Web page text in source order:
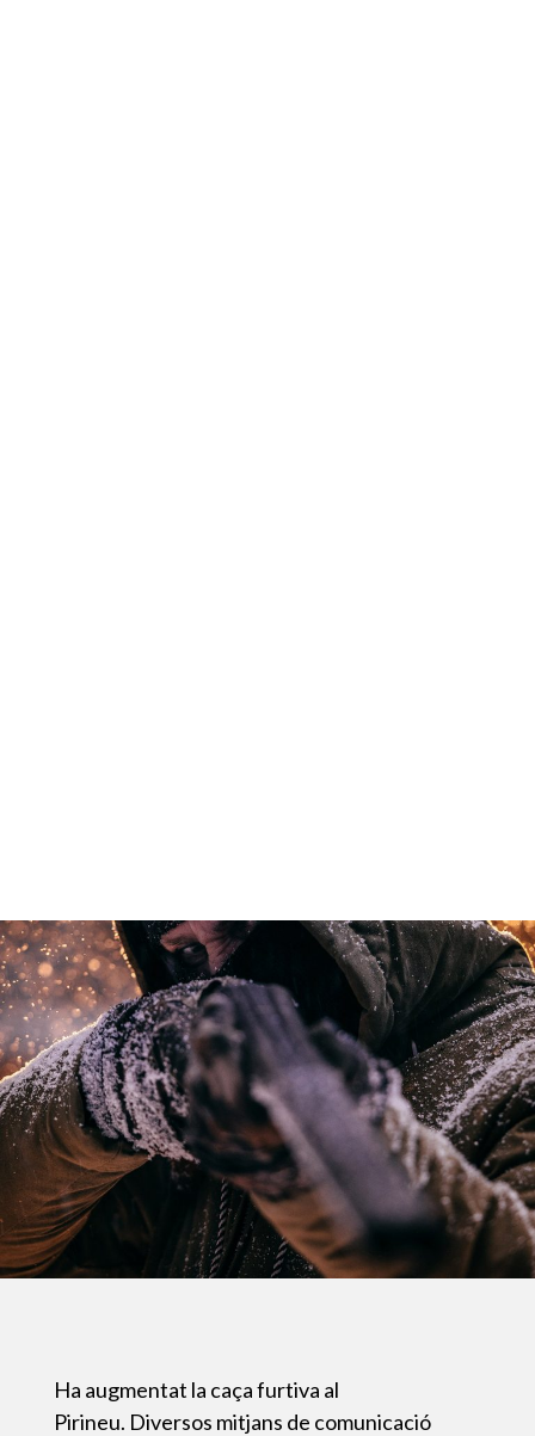
Ha augmentat la caça furtiva al
Pirineu. Diversos mitjans de comunicació